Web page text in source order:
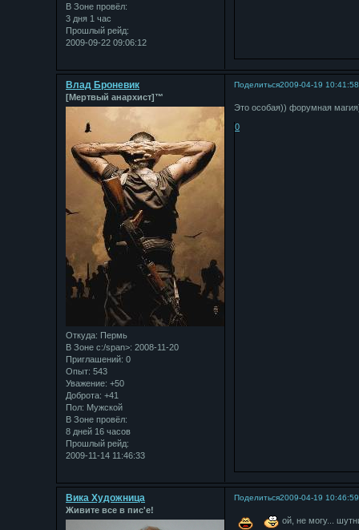
В Зоне провёл:
3 дня 1 час
Прошлый рейд:
2009-09-22 09:06:12
Поделиться2009-04-19 10:41:58
Влад Броневик
[Мертвый анархист]™
Откуда: Пермь
В Зоне с:/span>: 2008-11-20
Приглашений: 0
Опыт: 543
Уважение: +50
Доброта: +41
Пол: Мужской
В Зоне провёл:
8 дней 16 часов
Прошлый рейд:
2009-11-14 11:46:33
Это особая)) форумная
0
Поделиться2009-04-19 10:46:59
Вика Художница
Живите все в пис'е!
ой, не могу...